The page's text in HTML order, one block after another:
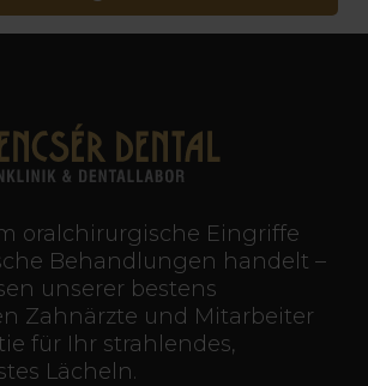
oralchirurgische Eingriffe
Behandlungen handelt –
unserer bestens
Zahnärzte und Mitarbeiter
für Ihr strahlendes,
Lächeln.